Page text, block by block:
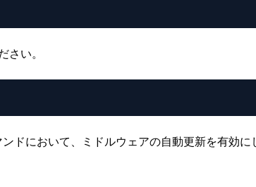
さい。
において、ミドルウェアの自動更新を有効に